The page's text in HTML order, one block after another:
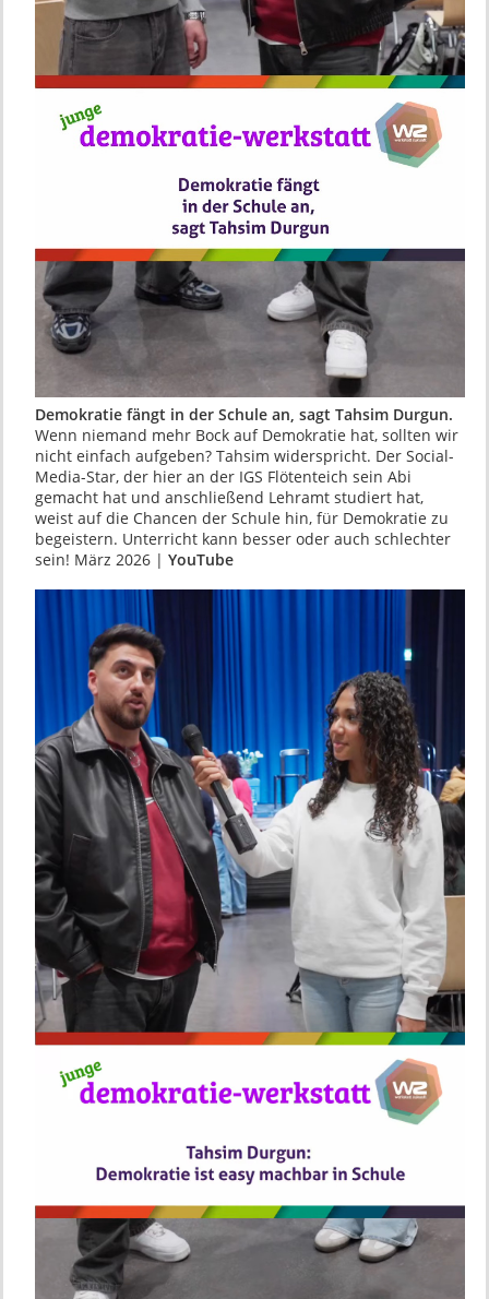
Demokratie fängt in der Schule an, sagt Tahsim Durgun.
Wenn niemand mehr Bock auf Demokratie hat, sollten wir
nicht einfach aufgeben? Tahsim widerspricht. Der Social-
Media-Star, der hier an der IGS Flötenteich sein Abi
gemacht hat und anschließend Lehramt studiert hat,
weist auf die Chancen der Schule hin, für Demokratie zu
begeistern. Unterricht kann besser oder auch schlechter
sein! März 2026 | YouTube